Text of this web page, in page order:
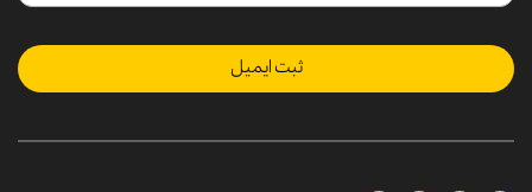
ثبت ایمیل